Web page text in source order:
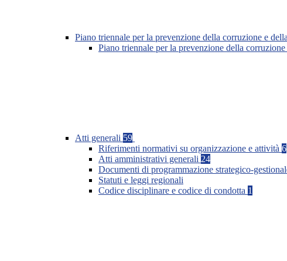
Piano triennale per la prevenzione della corruzione e
Piano triennale per la prevenzione della
Atti generali 59
Riferimenti normativi su organizzazione e attività 6
Atti amministrativi generali 24
Documenti di programmazione strategico-
Statuti e leggi regionali
Codice disciplinare e codice di condotta 1